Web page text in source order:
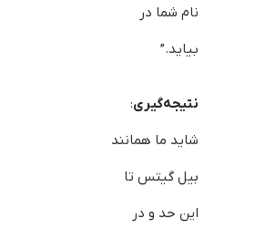
نام شما در
بیاید.”
نتیجه‌گیری:
شاید ما همانند
بیل گیتس تا
این حد و در